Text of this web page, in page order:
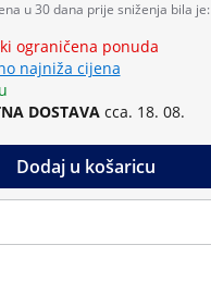
u 30 dana prije sniženja bila je:
ograničena ponuda
najniža cijena
DOSTAVA cca. 18. 08.
Dodaj u košaricu